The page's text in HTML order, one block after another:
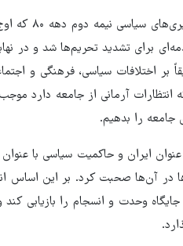
سوی دیگر ماجرا، تجارب تلخی است که اختلاف بر
دانشگاه در سال ۷۸ دیده شد، ماجراهای سال ۸۸ که مقدمه‌ای برای تشدید تحریم‌ها
دشمن دقیقاً بر اختلافات سیاسی، فرهنگی و
انتظارات آرمانی از جامعه دارد
جامعه را بدهیم.
ایران و حاکمیت سیاسی با
در آن‌ها صحبت کرد. بر این اساس
وحدت و انسجام را بازیابی
تنگه هرمز تا زمان پذیرش